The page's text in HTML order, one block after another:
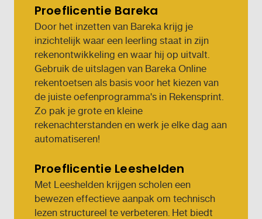
Proeflicentie Bareka
Door het inzetten van Bareka krijg je
inzichtelijk waar een leerling staat in zijn
rekenontwikkeling en waar hij op uitvalt.
Gebruik de uitslagen van Bareka Online
rekentoetsen als basis voor het kiezen van
de juiste oefenprogramma's in Rekensprint.
Zo pak je grote en kleine
rekenachterstanden en werk je elke dag aan
automatiseren!
Proeflicentie Leeshelden
Met Leeshelden krijgen scholen een
bewezen effectieve aanpak om technisch
lezen structureel te verbeteren. Het biedt